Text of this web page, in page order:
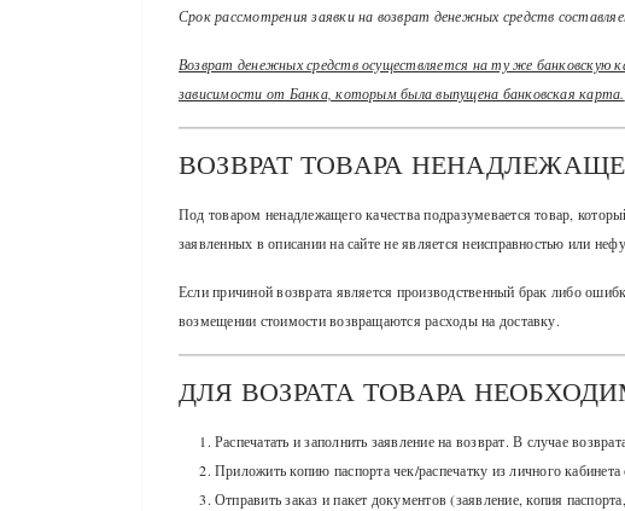
Срок рассмотрения заявки на возврат денежных средств
Возврат денежных средств осуществляется на ту же банковскую
зависимости от Банка, которым была выпущена банковская карта.
ВОЗВРАТ ТОВАРА
Под товаром ненадлежащего качества подразумевается товар,
заявленных в описании на сайте не является неисправностью или
Если причиной возврата является производственный брак либо
возмещении стоимости возвращаются расходы на доставку.
ДЛЯ ВОЗРАТА ТОВАРА
Распечатать и заполнить заявление на возврат. В случае
Приложить копию паспорта чек/распечатку из личного
Отправить заказ и пакет документов (заявление, копия